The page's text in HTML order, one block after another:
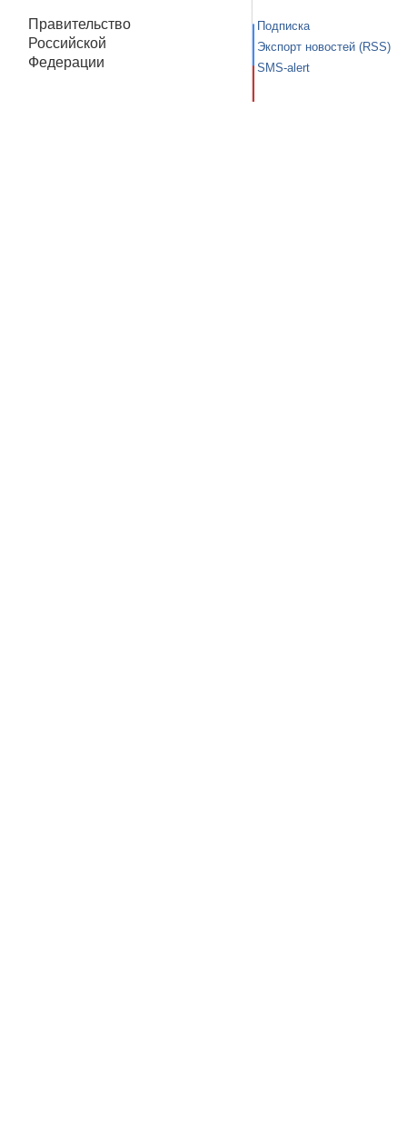
Правительство
Российской
Федерации
Подписка
Экспорт новостей (RSS)
SMS-alert